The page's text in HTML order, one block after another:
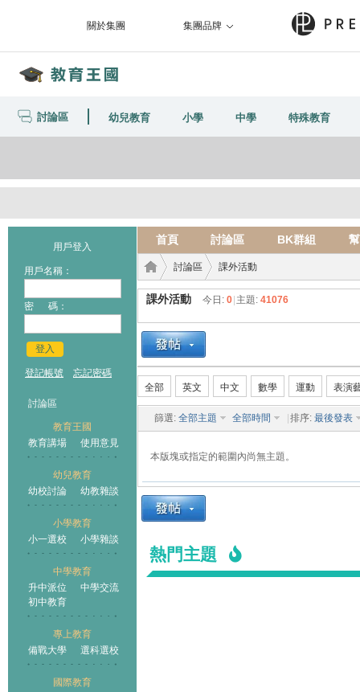
關於集團 集團品牌
討論區 幼兒教育 小學 中學 特殊教育
用戶登入
用戶名稱：
密 碼：
登入
登記帳號 忘記密碼
討論區
教育王國
教育講場
使用意見
幼兒教育
幼校討論
幼教雜談
小學教育
小一選校
小學雜談
中學教育
升中派位
中學交流
初中教育
專上教育
備戰大學
選科選校
國際教育
首頁 討論區 BK群組
教育
王國
›
討論區
›
課外活動
課外活動 今日: 0 主題: 41076
全部 英文 中文 數學 運動 表演
篩選: 全部主題 全部時間 排序: 最後發表
本版塊或指定的範圍內尚無主題。
熱門主題